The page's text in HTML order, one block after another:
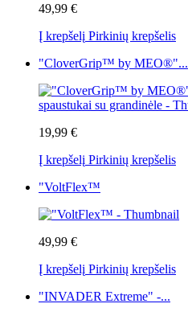
49,99 €
Į krepšelį Pirkinių krepšelis
"CloverGrip™ by MEO®"...
19,99 €
Į krepšelį Pirkinių krepšelis
"VoltFlex™
49,99 €
Į krepšelį Pirkinių krepšelis
"INVADER Extreme" -...